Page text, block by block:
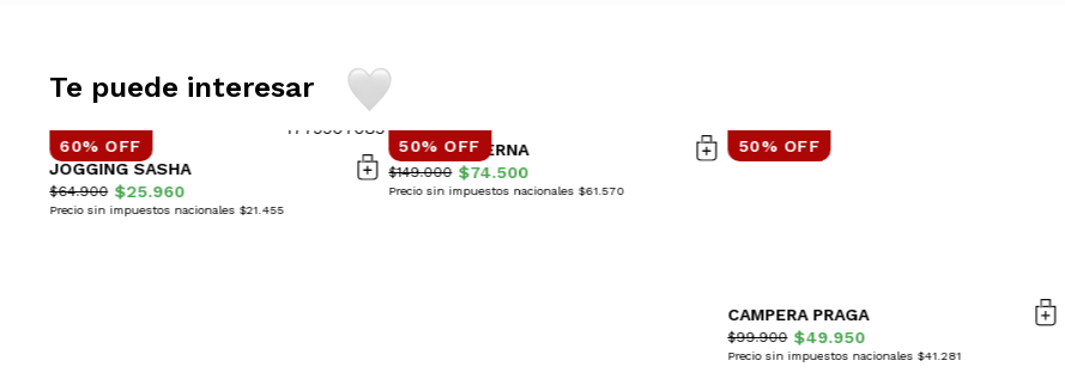
Te puede interesar
60% OFF
JOGGING SASHA
$64.900 $25.960
Precio sin impuestos nacionales $21.455
50% OFF
CAMPERA BERNA
$149.000 $74.500
Precio sin impuestos nacionales $61.570
50% OFF
CAMPERA PRAGA
$99.900 $49.950
Precio sin impuestos nacionales $41.281